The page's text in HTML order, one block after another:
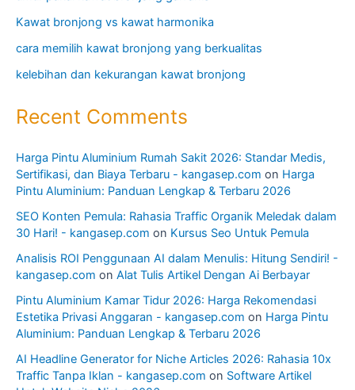
Kawat bronjong vs kawat harmonika
cara memilih kawat bronjong yang berkualitas
kelebihan dan kekurangan kawat bronjong
Recent Comments
Harga Pintu Aluminium Rumah Sakit 2026: Standar Medis,
Sertifikasi, dan Biaya Terbaru - kangasep.com on Harga
Pintu Aluminium: Panduan Lengkap & Terbaru 2026
SEO Konten Pemula: Rahasia Traffic Organik Meledak dalam
30 Hari! - kangasep.com on Kursus Seo Untuk Pemula
Analisis ROI Penggunaan AI dalam Menulis: Hitung Sendiri! -
kangasep.com on Alat Tulis Artikel Dengan Ai Berbayar
Pintu Aluminium Kamar Tidur 2026: Harga Rekomendasi
Estetika Privasi Anggaran - kangasep.com on Harga Pintu
Aluminium: Panduan Lengkap & Terbaru 2026
AI Headline Generator for Niche Articles 2026: Rahasia 10x
Traffic Tanpa Iklan - kangasep.com on Software Artikel